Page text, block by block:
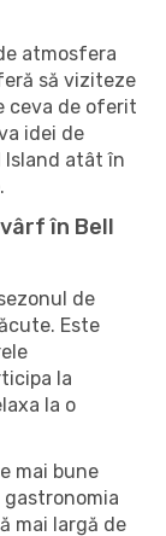
atmosfera
să viziteze
ceva de oferit
idei de
atât în
în Bell
de
Este
la
la o
mai bune
mai largă de